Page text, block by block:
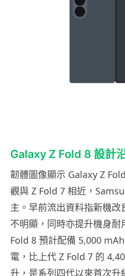
Galaxy Z Fold 8 設計
韌體圖像顯示 Galaxy Z
觀與 Z Fold 7 相近，
主。早前流出資料指新機
不明顯，同時亦提升機身耐
Fold 8 預計配備 5,000
電，比上代 Z Fold 7 的
升，是系列四代以來首次升